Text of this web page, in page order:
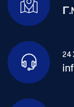
24